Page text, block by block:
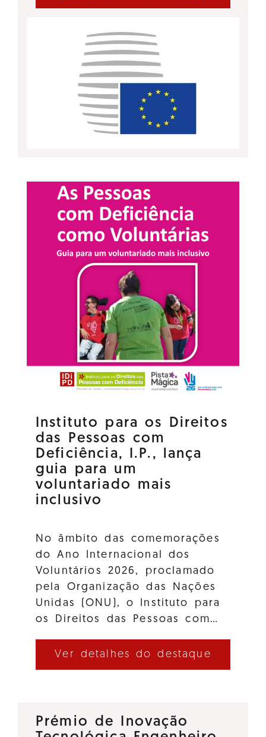
Instituto para os Direitos
das Pessoas com
Deficiência, I.P., lança
guia para um
voluntariado mais
inclusivo
No âmbito das comemorações
do Ano Internacional dos
Voluntários 2026, proclamado
pela Organização das Nações
Unidas (ONU), o Instituto para
os Direitos das Pessoas com…
Ver detalhes do destaque
Prémio de Inovação